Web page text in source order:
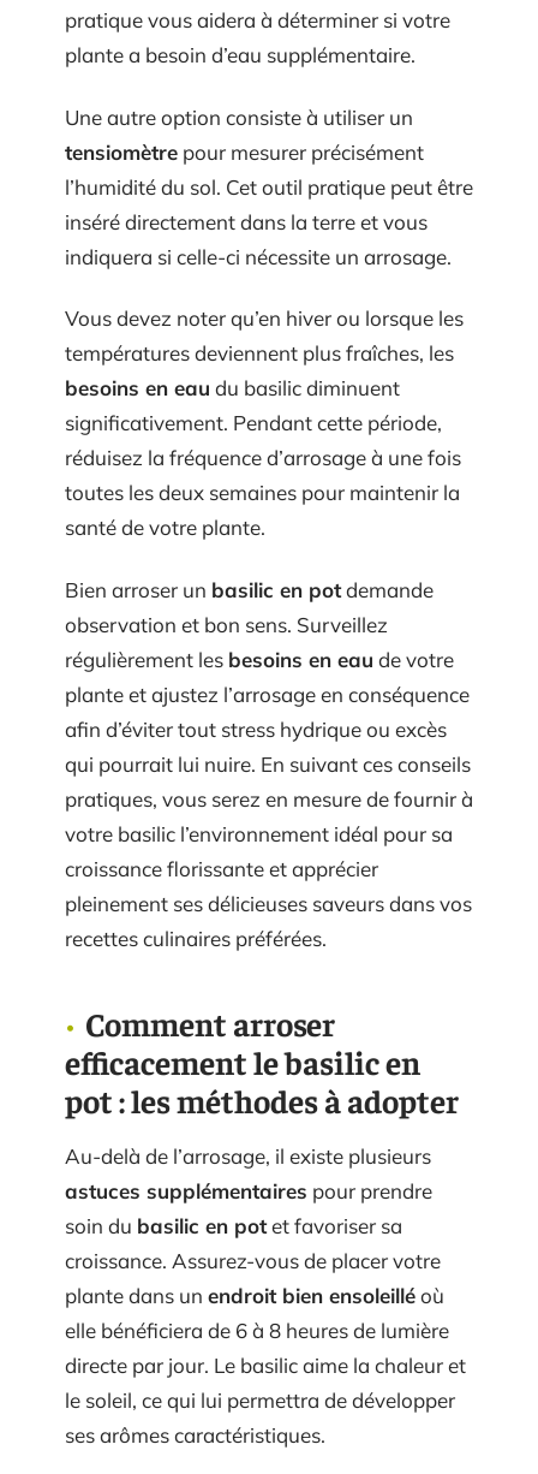
pratique vous aidera à déterminer si votre
plante a besoin d’eau supplémentaire.
Une autre option consiste à utiliser un
tensiomètre pour mesurer précisément
l’humidité du sol. Cet outil pratique peut être
inséré directement dans la terre et vous
indiquera si celle-ci nécessite un arrosage.
Vous devez noter qu’en hiver ou lorsque les
températures deviennent plus fraîches, les
besoins en eau du basilic diminuent
significativement. Pendant cette période,
réduisez la fréquence d’arrosage à une fois
toutes les deux semaines pour maintenir la
santé de votre plante.
Bien arroser un basilic en potdemande
observation et bon sens. Surveillez
régulièrement les besoins en eau de votre
plante et ajustez l’arrosage en conséquence
afin d’éviter tout stress hydrique ou excès
qui pourrait lui nuire. En suivant ces conseils
pratiques, vous serez en mesure de fournir à
votre basilic l’environnement idéal pour sa
croissance florissante et apprécier
pleinement ses délicieuses saveurs dans vos
recettes culinaires préférées.
Comment arroser
efficacement le basilic en
pot : les méthodes à adopter
Au-delà de l’arrosage, il existe plusieurs
astuces supplémentaires pour prendre
soin du basilic en potet favoriser sa
croissance. Assurez-vous de placer votre
plante dans un endroit bien ensoleilléoù
elle bénéficiera de 6 à 8 heures de lumière
directe par jour. Le basilic aime la chaleur et
le soleil, ce qui lui permettra de développer
ses arômes caractéristiques.